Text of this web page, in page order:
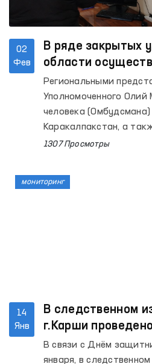
02
Фев
В ряде закрытых
области
мониторинговые
Региональными
Уполномоченного
человека (Омбудсмана)
Каракалпакстан, а
Сырдарьинской,
ряд закрытых
1307 Просмотры
14
Янв
В следственном
г.Карши
приуроченное ко
Родины
В связи с Днём
января, в
мониторинг